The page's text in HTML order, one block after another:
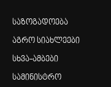
საზოგადოება
აგრო სიახლეები
სხვა-ამბები
სამინისტრო